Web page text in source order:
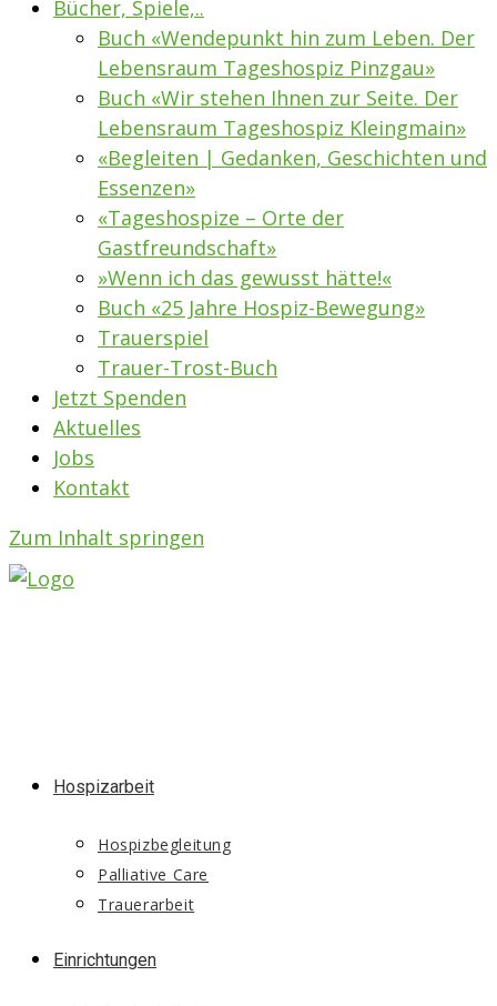
Bücher, Spiele,..
Buch «Wendepunkt hin zum Leben. Der
Lebensraum Tageshospiz Pinzgau»
Buch «Wir stehen Ihnen zur Seite. Der
Lebensraum Tageshospiz Kleingmain»
«Begleiten | Gedanken, Geschichten und
Essenzen»
«Tageshospize – Orte der
Gastfreundschaft»
»Wenn ich das gewusst hätte!«
Buch «25 Jahre Hospiz-Bewegung»
Trauerspiel
Trauer-Trost-Buch
Jetzt Spenden
Aktuelles
Jobs
Kontakt
Zum Inhalt springen
Hospizarbeit
Hospizbegleitung
Palliative Care
Trauerarbeit
Einrichtungen